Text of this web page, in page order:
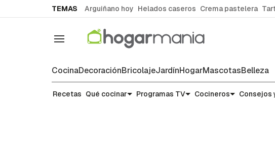
TEMAS Arguiñano hoy Helados caseros Crema pastelera
Navegación
CocinaDecoraciónBricolajeJardínHogarMascotasBelleza
Recetas
Recetas Qué cocinar Programas TV Cocineros Consejos